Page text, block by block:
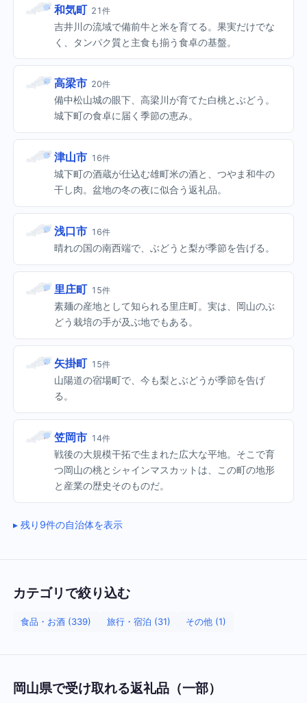
和気町 21件
吉井川の流域で備前牛と米を育てる。果実だけでな
く、タンパク質と主食も揃う食卓の基盤。
高梁市 20件
備中松山城の眼下、高梁川が育てた白桃とぶどう。
城下町の食卓に届く季節の恵み。
津山市 16件
城下町の酒蔵が仕込む雄町米の酒と、つやま和牛の
干し肉。盆地の冬の夜に似合う返礼品。
浅口市 16件
晴れの国の南西端で、ぶどうと梨が季節を告げる。
里庄町 15件
素麺の産地として知られる里庄町。実は、岡山のぶ
どう栽培の手が及ぶ地でもある。
矢掛町 15件
山陽道の宿場町で、今も梨とぶどうが季節を告げ
る。
笠岡市 14件
戦後の大規模干拓で生まれた広大な平地。そこで育
つ岡山の桃とシャインマスカットは、この町の地形
と産業の歴史そのものだ。
残り9件の自治体を表示
カテゴリで絞り込む
食品・お酒 (339) 旅行・宿泊 (31) その他 (1)
岡山県で受け取れる返礼品（一部）